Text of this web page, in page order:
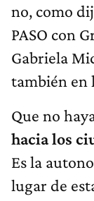
no, como
PASO con
Gabriela
también en
Que no
hacia los
Es la
lugar de